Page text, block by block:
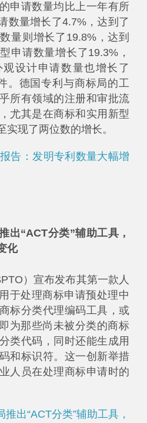
申请数量均比上一年有所
数量增长了4.7%，达到了
量则增长了19.8%，达到
申请数量增长了19.3%，
设计申请数量也增长了
。德国专利与商标局的工
所有领域的注册和审批流
尤其是在商标和实用新型
现了两位数的增长。
告：发明专利数量大幅增
出“ACT分类”辅助工具，
化
）宣布发布其第一款人
于处理商标申请预处理中
标分类代理编码工具，或
为那些尚未被分类的商标
类代码，同时还能生成用
和标识符。这一创新举措
人员在处理商标申请时的
出“ACT分类”辅助工具，